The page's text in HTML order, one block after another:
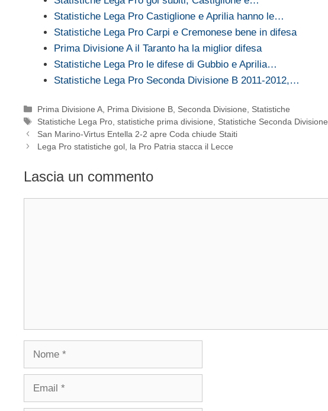
Statistiche Lega Pro Castiglione e Aprilia hanno le…
Statistiche Lega Pro Carpi e Cremonese bene in difesa
Prima Divisione A il Taranto ha la miglior difesa
Statistiche Lega Pro le difese di Gubbio e Aprilia…
Statistiche Lega Pro Seconda Divisione B 2011-2012,…
Categorie
Prima Divisione A Prima Divisione B Seconda Divisione
Statistiche
Tag
Statistiche Lega Pro ,statistiche prima divisione
Statistiche Seconda Divisione
San Marino-Virtus Entella 2-2 apre Coda chiude Staiti
Lega Pro statistiche gol, la Pro Patria stacca il Lecce
Lascia un commento